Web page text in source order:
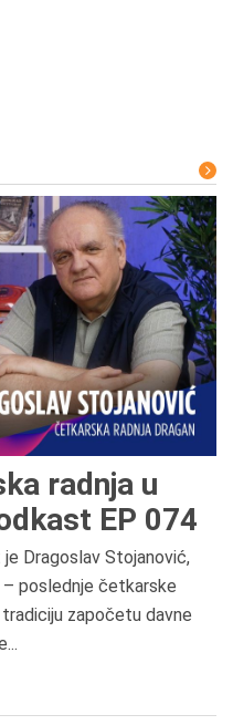
radnja u
EP 074
Dragoslav Stojanović,
poslednje četkarske
započetu davne